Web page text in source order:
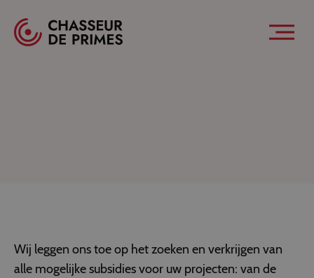
Spécialistes des primes pour professionnels Menu
Wij leggen ons toe op het zoeken en verkrijgen van
alle mogelijke subsidies voor uw projecten: van de